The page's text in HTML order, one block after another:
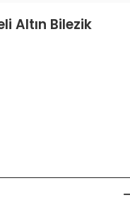
Altın Bilezik